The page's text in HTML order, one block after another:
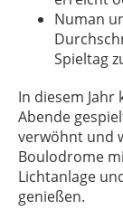
Numan
Spieltag
In diesem
Abende
verwöhnt und
Boulodrome
Lichtanlage
genießen.